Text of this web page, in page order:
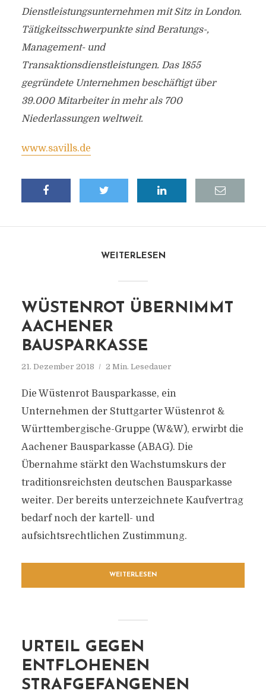
Dienstleistungsunternehmen mit Sitz in London.
Tätigkeitsschwerpunkte sind Beratungs-,
Management- und
Transaktionsdienstleistungen. Das 1855
gegründete Unternehmen beschäftigt über
39.000 Mitarbeiter in mehr als 700
Niederlassungen weltweit.
www.savills.de
WEITERLESEN
WÜSTENROT ÜBERNIMMT
AACHENER
BAUSPARKASSE
21. Dezember 2018 2 Min. Lesedauer
Die Wüstenrot Bausparkasse, ein
Unternehmen der Stuttgarter Wüstenrot &
Württembergische-Gruppe (W&W), erwirbt die
Aachener Bausparkasse (ABAG). Die
Übernahme stärkt den Wachstumskurs der
traditionsreichsten deutschen Bausparkasse
weiter. Der bereits unterzeichnete Kaufvertrag
bedarf noch der kartell- und
aufsichtsrechtlichen Zustimmung.
WEITERLESEN
URTEIL GEGEN
ENTFLOHENEN
STRAFGEFANGENEN